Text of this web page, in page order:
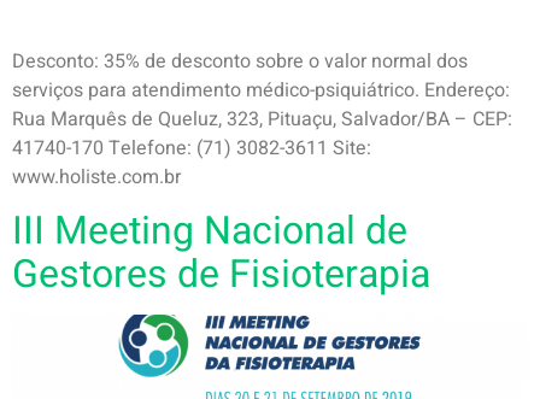
Desconto: 35% de desconto sobre o valor normal dos
serviços para atendimento médico-psiquiátrico. Endereço:
Rua Marquês de Queluz, 323, Pituaçu, Salvador/BA – CEP:
41740-170 Telefone: (71) 3082-3611 Site:
www.holiste.com.br
III Meeting Nacional de
Gestores de Fisioterapia